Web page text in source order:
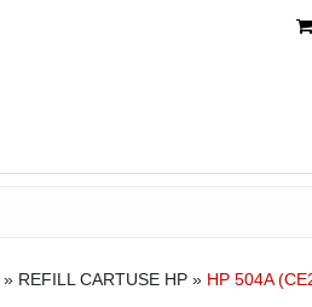
» REFILL CARTUSE HP » HP 504A